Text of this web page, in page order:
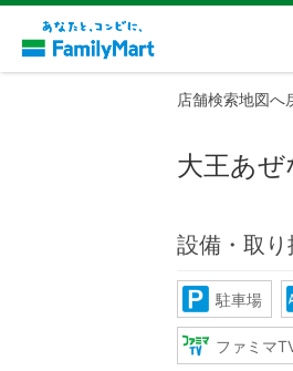
店舗検索地図へ
大王あぜ
設備・取
駐車場
ファミマ